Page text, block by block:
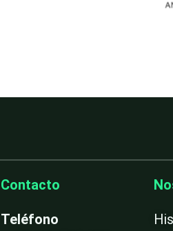
Contacto
Teléfono